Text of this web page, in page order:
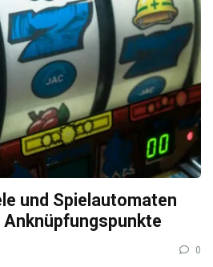
und Spielautomaten
Anknüpfungspunkte
0